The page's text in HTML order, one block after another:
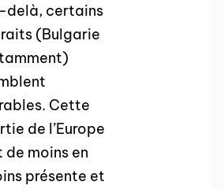
delà, certains
(Bulgarie
Cette
de l’Europe
de moins en
présente et